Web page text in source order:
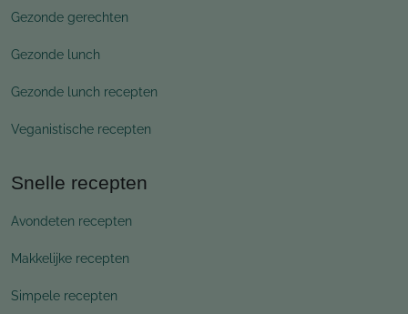
Gezonde gerechten
Gezonde lunch
Gezonde lunch recepten
Veganistische recepten
Snelle recepten
Avondeten recepten
Makkelijke recepten
Simpele recepten